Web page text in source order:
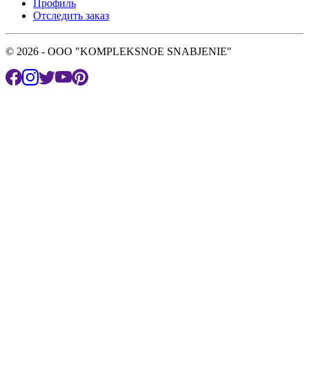
Профиль
Отследить заказ
© 2026 - OOO "KOMPLEKSNOE SNABJENIE"